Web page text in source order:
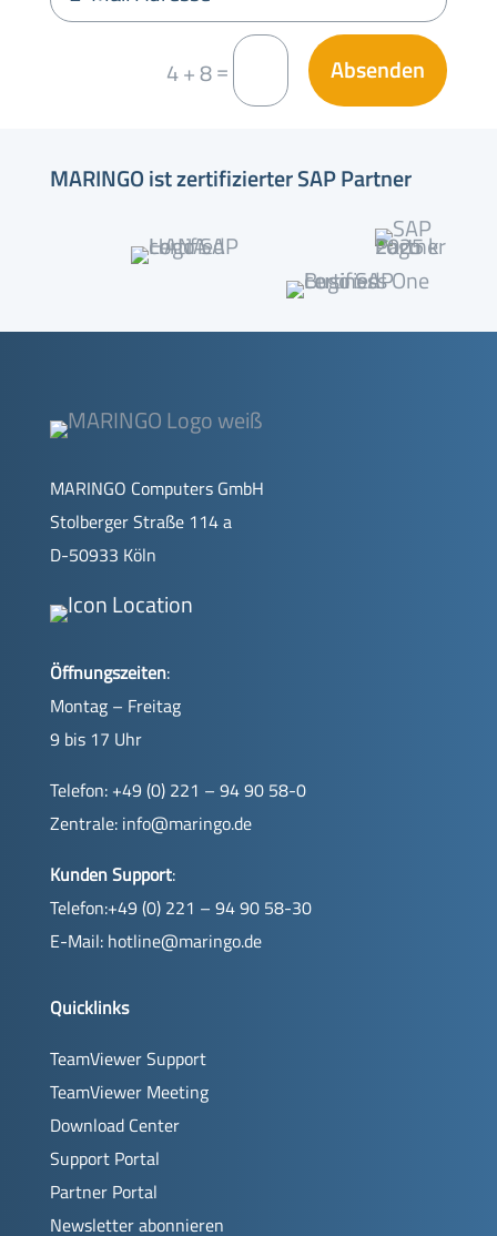
4 + 8= Absenden
MARINGO ist zertifizierter SAP Partner
MARINGO Computers GmbH
Stolberger Straße 114 a
D-50933 Köln
Öffnungszeiten:
Montag – Freitag
9 bis 17 Uhr
Telefon: +49 (0) 221 – 94 90 58-0
Zentrale: info@maringo.de
Kunden Support:
Telefon:+49 (0) 221 – 94 90 58-30
E-Mail: hotline@maringo.de
Quicklinks
TeamViewer Support
TeamViewer Meeting
Download Center
Support Portal
Partner Portal
Newsletter abonnieren